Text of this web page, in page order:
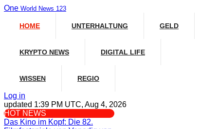
One World News 123
HOME UNTERHALTUNG GELD
KRYPTO NEWS DIGITAL LIFE
WISSEN REGIO
Log in
updated 1:39 PM UTC, Aug 4, 2026
HOT NEWS
Das Kino im Kopf: Die 82.